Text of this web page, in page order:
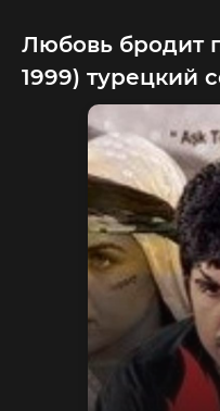
Любовь бродит
1999) турецкий